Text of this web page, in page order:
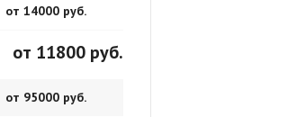
от 14000 руб.
от 11800 руб.
от 95000 руб.